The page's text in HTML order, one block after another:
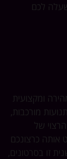
לכם
ומקצועית
מורכבות,
של
כרצונכם
בסרטונים,